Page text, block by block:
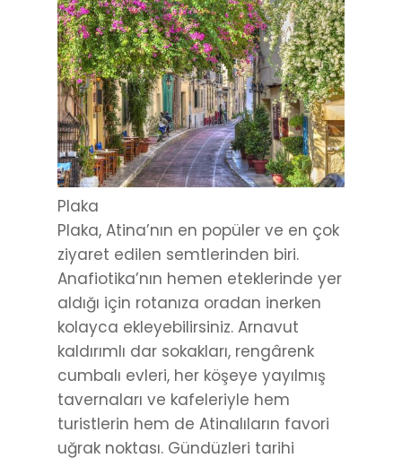
Plaka
Plaka, Atina’nın en popüler ve en çok
ziyaret edilen semtlerinden biri.
Anafiotika’nın hemen eteklerinde yer
aldığı için rotanıza oradan inerken
kolayca ekleyebilirsiniz. Arnavut
kaldırımlı dar sokakları, rengârenk
cumbalı evleri, her köşeye yayılmış
tavernaları ve kafeleriyle hem
turistlerin hem de Atinalıların favori
uğrak noktası. Gündüzleri tarihi